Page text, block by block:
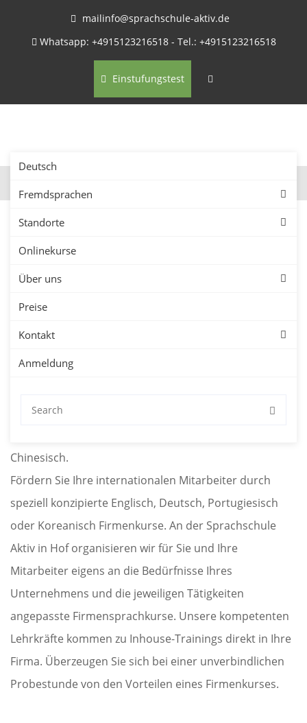
mailinfo@sprachschule-aktiv.de
Whatsapp: +4915123216518 - Tel.: +4915123216518
Einstufungstest
Deutsch
Fremdsprachen
Standorte
Onlinekurse
Über uns
Preise
Kontakt
Anmeldung
Firmenkurse in Hof –
Sprachkurse für
Unternehmen
Probestunde. Firmensprachkurse in Hof für Deutsch,
Chinesisch.
Fördern Sie Ihre internationalen Mitarbeiter durch
speziell konzipierte Englisch, Deutsch, Portugiesisch
oder Koreanisch Firmenkurse. An der Sprachschule
Aktiv in Hof organisieren wir für Sie und Ihre
Mitarbeiter eigens an die Bedürfnisse Ihres
Unternehmens und die jeweiligen Tätigkeiten
angepasste Firmensprachkurse. Unsere kompetenten
Lehrkräfte kommen zu Inhouse-Trainings direkt in Ihre
Firma. Überzeugen Sie sich bei einer unverbindlichen
Probestunde von den Vorteilen eines Firmenkurses.